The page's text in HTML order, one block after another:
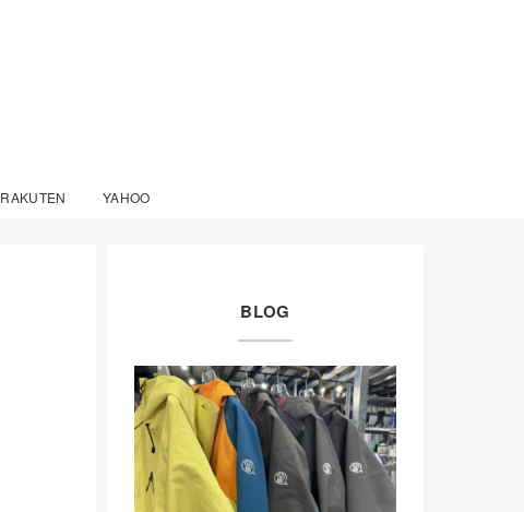
RAKUTEN YAHOO
BLOG